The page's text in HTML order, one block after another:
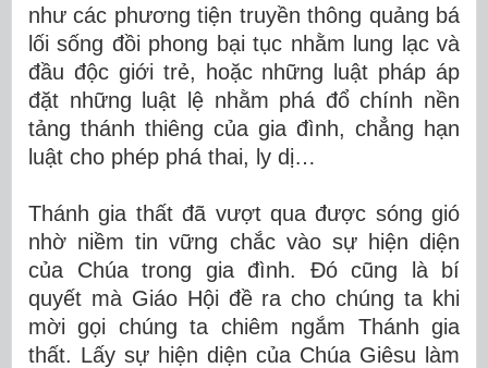
như các phương tiện truyền thông quảng bá
lối sống đồi phong bại tục nhằm lung lạc và
đầu độc giới trẻ, hoặc những luật pháp áp
đặt những luật lệ nhằm phá đổ chính nền
tảng thánh thiêng của gia đình, chẳng hạn
luật cho phép phá thai, ly dị…
Thánh gia thất đã vượt qua được sóng gió
nhờ niềm tin vững chắc vào sự hiện diện
của Chúa trong gia đình. Đó cũng là bí
quyết mà Giáo Hội đề ra cho chúng ta khi
mời gọi chúng ta chiêm ngắm Thánh gia
thất. Lấy sự hiện diện của Chúa Giêsu làm